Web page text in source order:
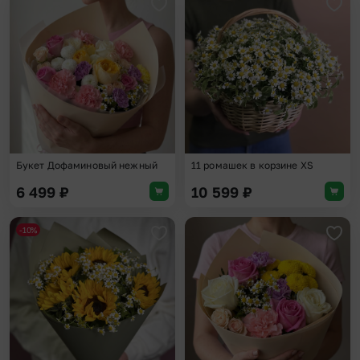
Добавить в избранное
Букет Дофаминовый нежный
6 499 ₽
11 ромашек в корзине XS
10 599 ₽
Добавить в избранное
-10%